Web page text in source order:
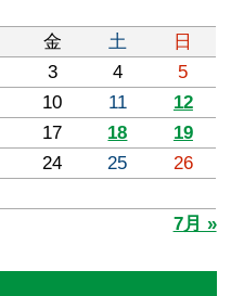
金 土
日
3 4
5
10 11
12
17 18
19
24 25
26
7月 »